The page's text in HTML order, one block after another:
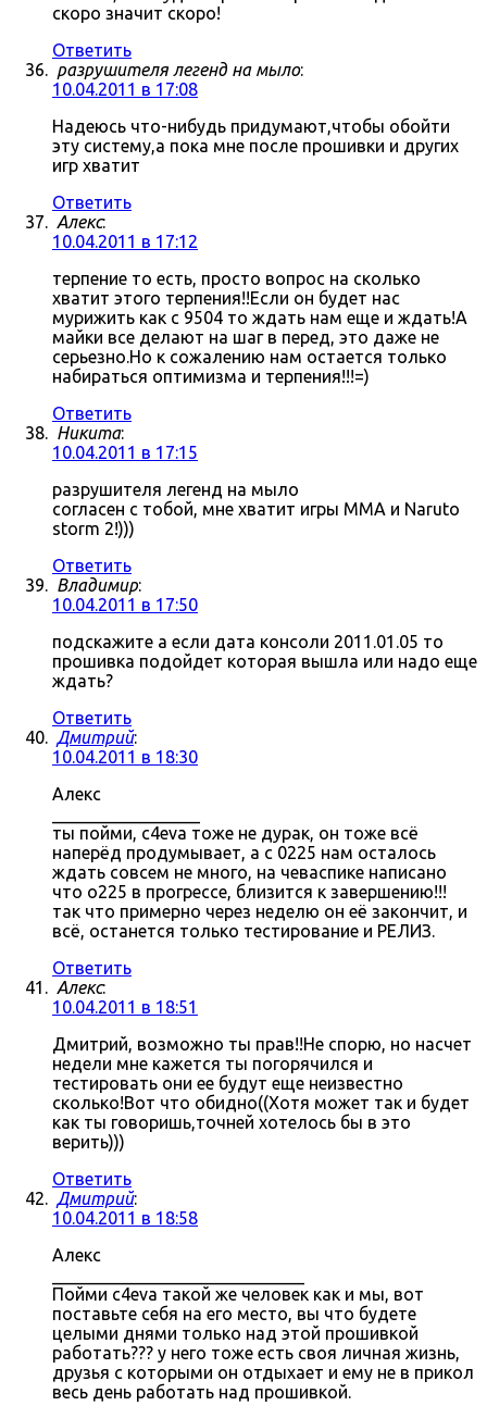
скоро значит скоро!
Ответить
разрушителя легенд на мыло:
10.04.2011 в 17:08
Надеюсь что-нибудь придумают,чтобы обойти
эту систему,а пока мне после прошивки и других
игр хватит
Ответить
Алекс:
10.04.2011 в 17:12
терпение то есть, просто вопрос на сколько
хватит этого терпения!!Если он будет нас
мурижить как с 9504 то ждать нам еще и ждать!А
майки все делают на шаг в перед, это даже не
серьезно.Но к сожалению нам остается только
набираться оптимизма и терпения!!!=)
Ответить
Никита:
10.04.2011 в 17:15
разрушителя легенд на мыло
согласен с тобой, мне хватит игры MMA и Naruto
storm 2!)))
Ответить
Владимир:
10.04.2011 в 17:50
подскажите а если дата консоли 2011.01.05 то
прошивка подойдет которая вышла или надо еще
ждать?
Ответить
Дмитрий:
10.04.2011 в 18:30
Алекс
ты пойми, c4eva тоже не дурак, он тоже всё
наперёд продумывает, а с 0225 нам осталось
ждать совсем не много, на чеваспике написано
что о225 в прогрессе, близится к завершению!!!
так что примерно через неделю он её закончит, и
всё, останется только тестирование и РЕЛИЗ.
Ответить
Алекс:
10.04.2011 в 18:51
Дмитрий, возможно ты прав!!Не спорю, но насчет
недели мне кажется ты погорячился и
тестировать они ее будут еще неизвестно
сколько!Вот что обидно((Хотя может так и будет
как ты говоришь,точней хотелось бы в это
верить)))
Ответить
Дмитрий:
10.04.2011 в 18:58
Алекс
Пойми c4eva такой же человек как и мы, вот
поставьте себя на его место, вы что будете
целыми днями только над этой прошивкой
работать??? у него тоже есть своя личная жизнь,
друзья с которыми он отдыхает и ему не в прикол
весь день работать над прошивкой.